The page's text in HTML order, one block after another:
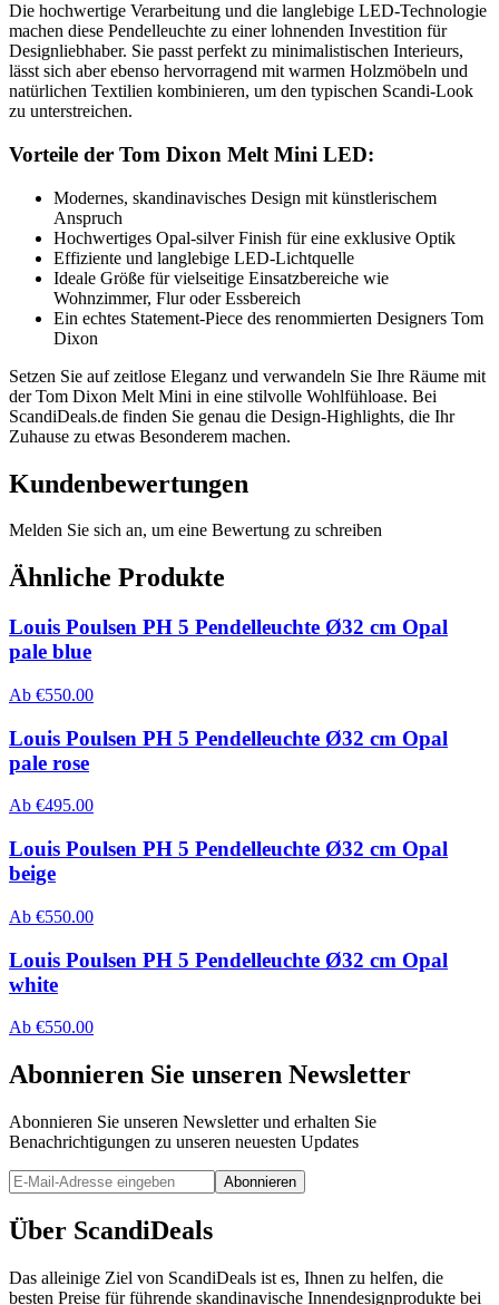
Die hochwertige Verarbeitung und die langlebige LED-Technologie
machen diese Pendelleuchte zu einer lohnenden Investition für
Designliebhaber. Sie passt perfekt zu minimalistischen Interieurs,
lässt sich aber ebenso hervorragend mit warmen Holzmöbeln und
natürlichen Textilien kombinieren, um den typischen Scandi-Look
zu unterstreichen.
Vorteile der Tom Dixon Melt Mini LED:
Modernes, skandinavisches Design mit künstlerischem
Anspruch
Hochwertiges Opal-silver Finish für eine exklusive Optik
Effiziente und langlebige LED-Lichtquelle
Ideale Größe für vielseitige Einsatzbereiche wie
Wohnzimmer, Flur oder Essbereich
Ein echtes Statement-Piece des renommierten Designers Tom
Dixon
Setzen Sie auf zeitlose Eleganz und verwandeln Sie Ihre Räume mit
der Tom Dixon Melt Mini in eine stilvolle Wohlfühloase. Bei
ScandiDeals.de finden Sie genau die Design-Highlights, die Ihr
Zuhause zu etwas Besonderem machen.
Kundenbewertungen
Melden Sie sich an, um eine Bewertung zu schreiben
Ähnliche Produkte
Louis Poulsen PH 5 Pendelleuchte Ø32 cm Opal
pale blue
Ab €550.00
Louis Poulsen PH 5 Pendelleuchte Ø32 cm Opal
pale rose
Ab €495.00
Louis Poulsen PH 5 Pendelleuchte Ø32 cm Opal
beige
Ab €550.00
Louis Poulsen PH 5 Pendelleuchte Ø32 cm Opal
white
Ab €550.00
Abonnieren Sie unseren Newsletter
Abonnieren Sie unseren Newsletter und erhalten Sie
Benachrichtigungen zu unseren neuesten Updates
Abonnieren
Über ScandiDeals
Das alleinige Ziel von ScandiDeals ist es, Ihnen zu helfen, die
besten Preise für führende skandinavische Innendesignprodukte bei